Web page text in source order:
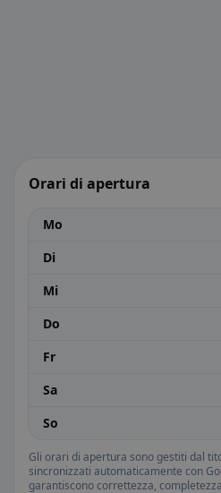
Orari di apertura
Mo
Di
Mi
Do
Fr
Sa
So
Gli orari di apertura sono gestiti dal
sincronizzati automaticamente con
garantiscono correttezza,